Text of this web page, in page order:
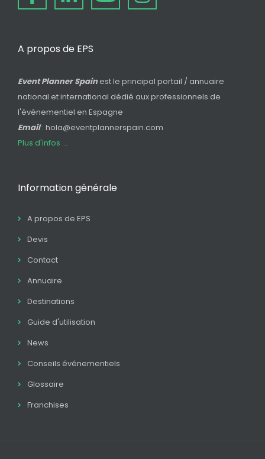
A propos de EPS
Event Planner Spain est le principal portail / annuaire
national et international dédié aux professionnels de
l'événementiel en Espagne
Email: hola@eventplannerspain.com
Plus d'infos ...
Information générale
A propos de EPS
Devis
Contact
Annuaire
Destinations
Guide d'utilisation
News
Conseils événementiels
Glossaire
Franchises